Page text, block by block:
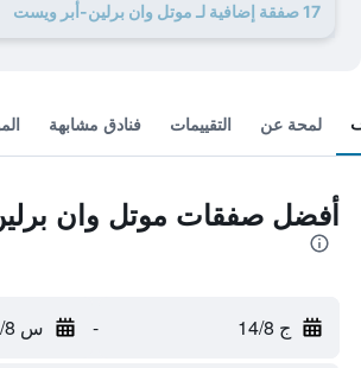
17 صفقة إضافية لـ موتل وان برلين-أبر ويست
لمحة عن التقييمات فنادق مشابهة
أفضل صفقات موتل وان
ج 14/8 - س 15/8